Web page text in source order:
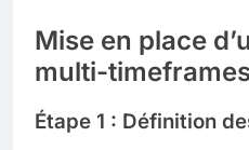
Mise en place
multi-
Étape 1 : Définition